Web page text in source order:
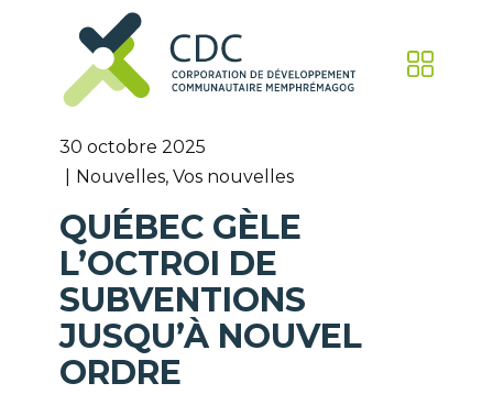
30 octobre 2025
Nouvelles, Vos nouvelles
QUÉBEC GÈLE
L’OCTROI DE
SUBVENTIONS
JUSQU’À NOUVEL
ORDRE